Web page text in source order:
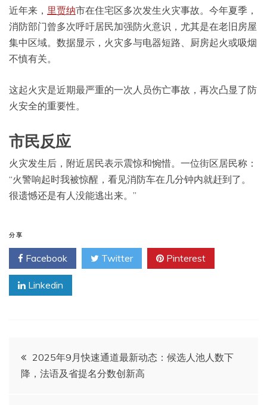
近年来， 里贾纳市在住宅区多次发生火灾事故。今年夏季，
消防部门曾多次呼吁居民加强防火意识，尤其是在老旧房屋
集中区域。数据显示，火灾多与电器短路、厨房起火或吸烟
不慎有关。
这起火灾是近期最严重的一次人员伤亡事故，再次凸显了防
火安全的重要性。
市民反应
火灾发生后，附近居民表示震惊和惋惜。一位街区居民称：
“火警响起时我被惊醒，看见消防车在几分钟内就赶到了。
很遗憾还是有人没能逃出来。”
分享
Facebook Twitter Pinterest
Linkedin
文
章
2025年9月快速通道最新动态：候选人池人数下
降，法语及省提名分数创新高